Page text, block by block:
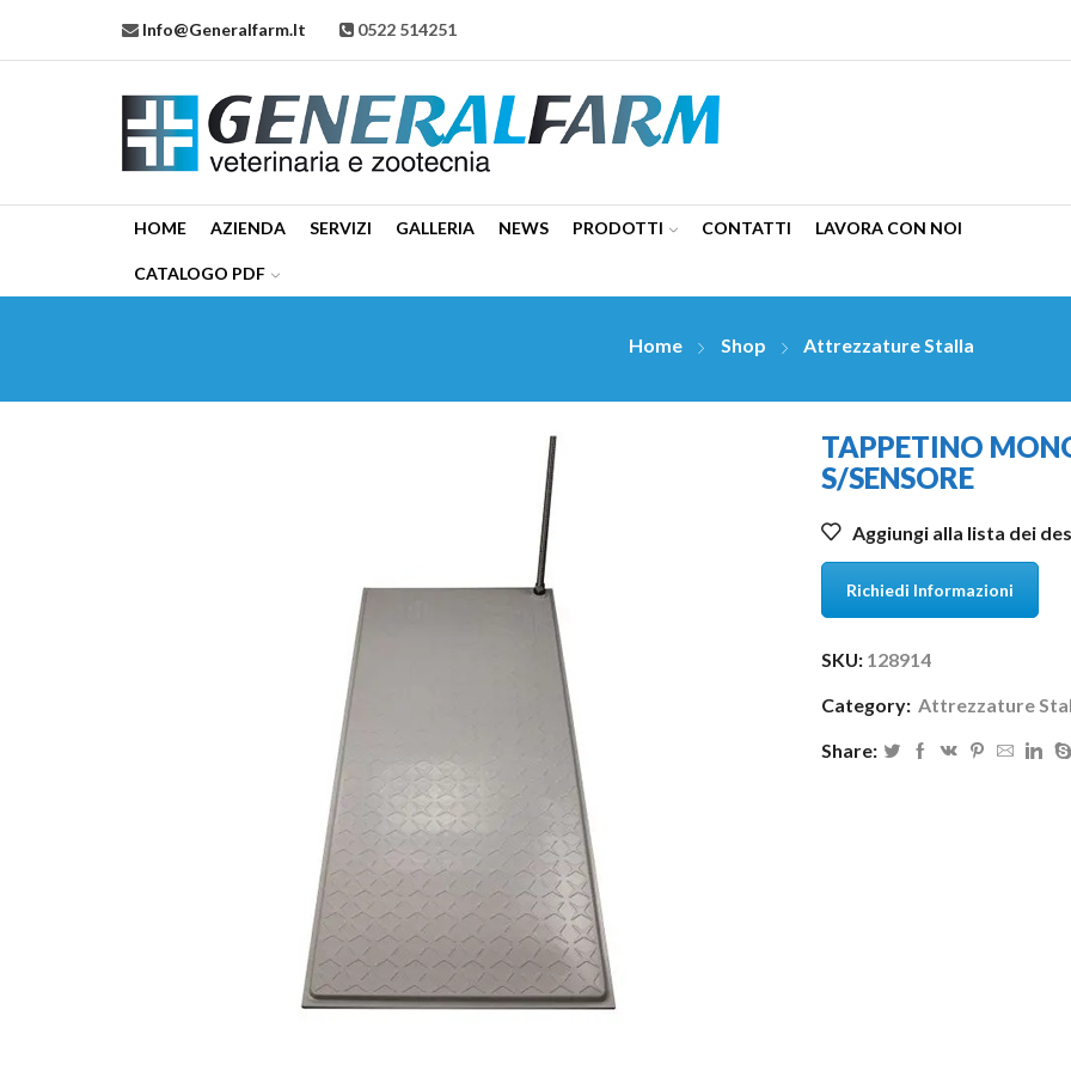
Info@generalfarm.it 0522 514251
HOME AZIENDA SERVIZI GALLERIA NEWS PRODOTTI CONTATTI LAVORA CON NOI
CATALOGO PDF
Home Shop Attrezzature Stalla
TAPPETINO
S/SENSORE
Aggiungi alla lista dei
Richiedi Informazioni
SKU: 128914
Category: Attrezzature
Share: